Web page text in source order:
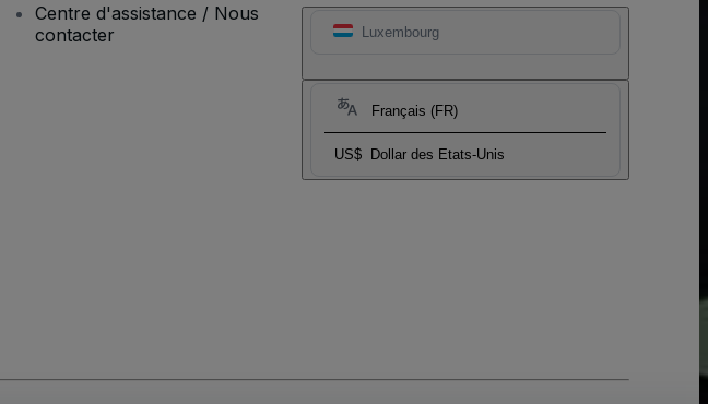
Luxembourg
Français (FR)
US$ Dollar des Etats-Unis
Centre d'assistance / Nous
contacter